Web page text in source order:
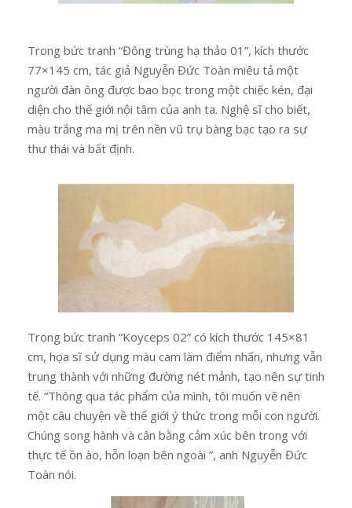
Trong bức tranh “Đông trùng hạ thảo 01”, kích thước
77×145 cm, tác giả Nguyễn Đức Toàn miêu tả một
người đàn ông được bao bọc trong một chiếc kén, đại
diện cho thế giới nội tâm của anh ta. Nghệ sĩ cho biết,
màu trắng ma mị trên nền vũ trụ bàng bạc tạo ra sự
thư thái và bất định.
Trong bức tranh “Koyceps 02” có kích thước 145×81
cm, họa sĩ sử dụng màu cam làm điểm nhấn, nhưng vẫn
trung thành với những đường nét mảnh, tạo nên sự tinh
tế. “Thông qua tác phẩm của mình, tôi muốn vẽ nên
một câu chuyện về thế giới ý thức trong mỗi con người.
Chúng song hành và cân bằng cảm xúc bên trong với
thực tế ồn ào, hỗn loạn bên ngoài ”, anh Nguyễn Đức
Toàn nói.